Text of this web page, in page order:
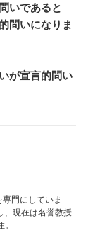
いであると
問いになりま
が宣言的問い
門にしていま
、現在は名誉教授